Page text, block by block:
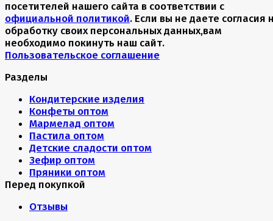
посетителей нашего сайта в соответствии с
официальной политикой. Если вы не даете согласия
обработку своих персональных данных,вам
необходимо покинуть наш сайт.
Пользовательское соглашение
Разделы
Кондитерские изделия
Конфеты оптом
Мармелад оптом
Пастила оптом
Детские сладости оптом
Зефир оптом
Пряники оптом
Перед покупкой
Отзывы